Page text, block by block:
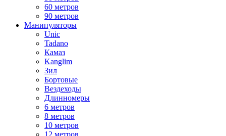
60 метров
90 метров
Манипуляторы
Unic
Tadano
Камаз
Kanglim
Зил
Бортовые
Вездеходы
Длинномеры
6 метров
8 метров
10 метров
12 метров